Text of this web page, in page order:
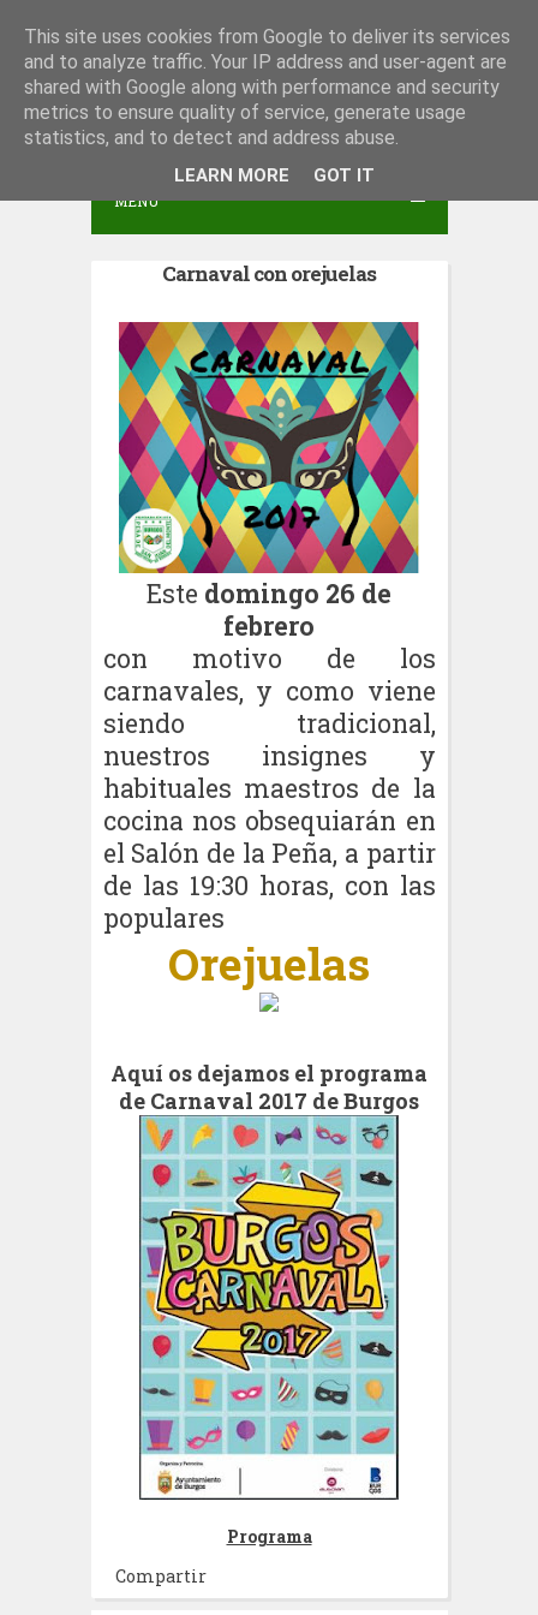
S
k
i
p
o
Peña San Juan del Monte
MENU
Carnaval con orejuelas
Este domingo 26 de
febrero
con motivo de los
carnavales, y como viene
siendo tradicional,
nuestros insignes y
habituales maestros de la
cocina nos obsequiarán en
el Salón de la Peña, a partir
de las 19:30 horas, con las
populares
Orejuelas
Aquí os dejamos el programa
de Carnaval 2017 de Burgos
Programa
Compartir
This site uses cookies from Google to deliver its services
and to analyze traffic. Your IP address and user-agent are
shared with Google along with performance and security
metrics to ensure quality of service, generate usage
statistics, and to detect and address abuse.
LEARN MORE GOT IT